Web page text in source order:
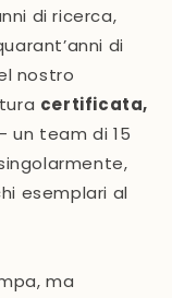
di ricerca,
di
nostro
certificata,
un team di 15
esemplari al
ma